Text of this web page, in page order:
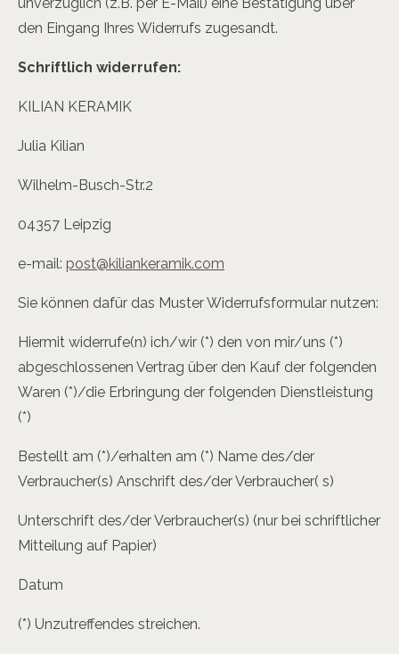
den Eingang Ihres Widerrufs zugesandt.
Schriftlich widerrufen:
KILIAN KERAMIK
Julia Kilian
Wilhelm-Busch-Str.2
04357 Leipzig
e-mail: post@kiliankeramik.com
Sie können dafür das Muster­ Widerrufsformular nutzen:
Hiermit widerrufe(n) ich/wir (*) den von mir/uns (*)
abgeschlossenen Vertrag über den Kauf der folgenden
Waren (*)/die Erbringung der folgenden Dienstleistung
(*)
Bestellt am (*)/erhalten am (*) Name des/der
Verbraucher(s) Anschrift des/der Verbraucher( s)
Unterschrift des/der Verbraucher(s) (nur bei schriftlicher
Mitteilung auf Papier)
Datum
(*) Unzutreffendes streichen.